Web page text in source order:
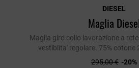
DIESEL
Maglia
Maglia giro collo lavorazione a
vestiblita' regolare. 75% cotone
295,00 € -20%